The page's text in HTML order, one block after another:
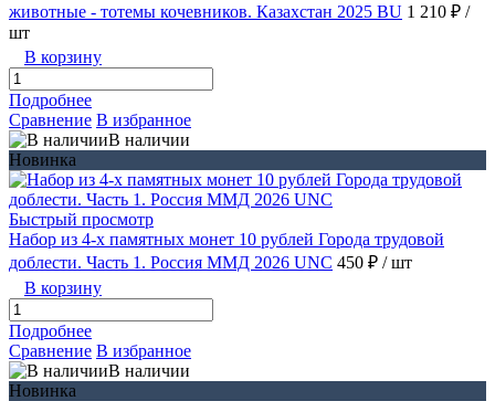
животные - тотемы кочевников. Казахстан 2025 BU 1 210 ₽ /
шт
В корзину
Подробнее
Сравнение В избранное
В наличии
Новинка
Быстрый просмотр
Набор из 4-х памятных монет 10 рублей Города трудовой
доблести. Часть 1. Россия ММД 2026 UNC 450 ₽ / шт
В корзину
Подробнее
Сравнение В избранное
В наличии
Новинка